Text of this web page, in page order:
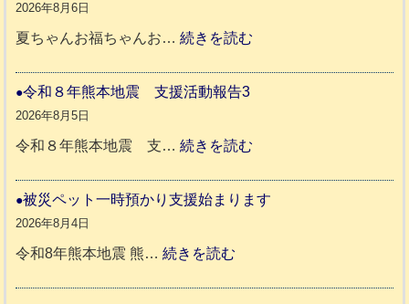
援
市
氷
城
市
市
2026年8月6日
夏ちゃんお福ちゃんお…続きを読む
ト
人
令和８年熊本地震 支援活動報告3
2026年8月5日
令和８年熊本地震 支…続きを読む
和
被災ペット一時預かり支援始まります
2026年8月4日
令和8年熊本地震 熊…続きを読む